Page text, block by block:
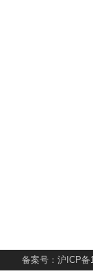
备案号：沪ICP